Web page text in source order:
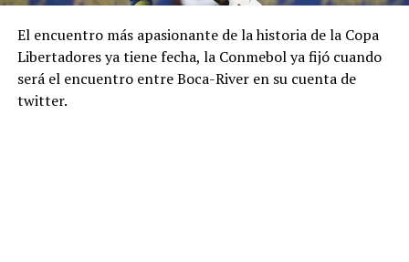
El encuentro más apasionante de la historia de la Copa
Libertadores ya tiene fecha, la Conmebol ya fijó cuando
será el encuentro entre Boca-River en su cuenta de
twitter.